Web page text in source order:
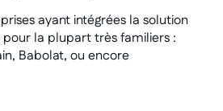
ayant intégrées la solution
pour la plupart très familiers :
Babolat, ou encore